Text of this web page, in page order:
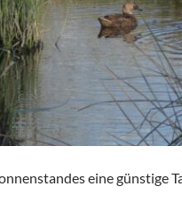
eine günstige